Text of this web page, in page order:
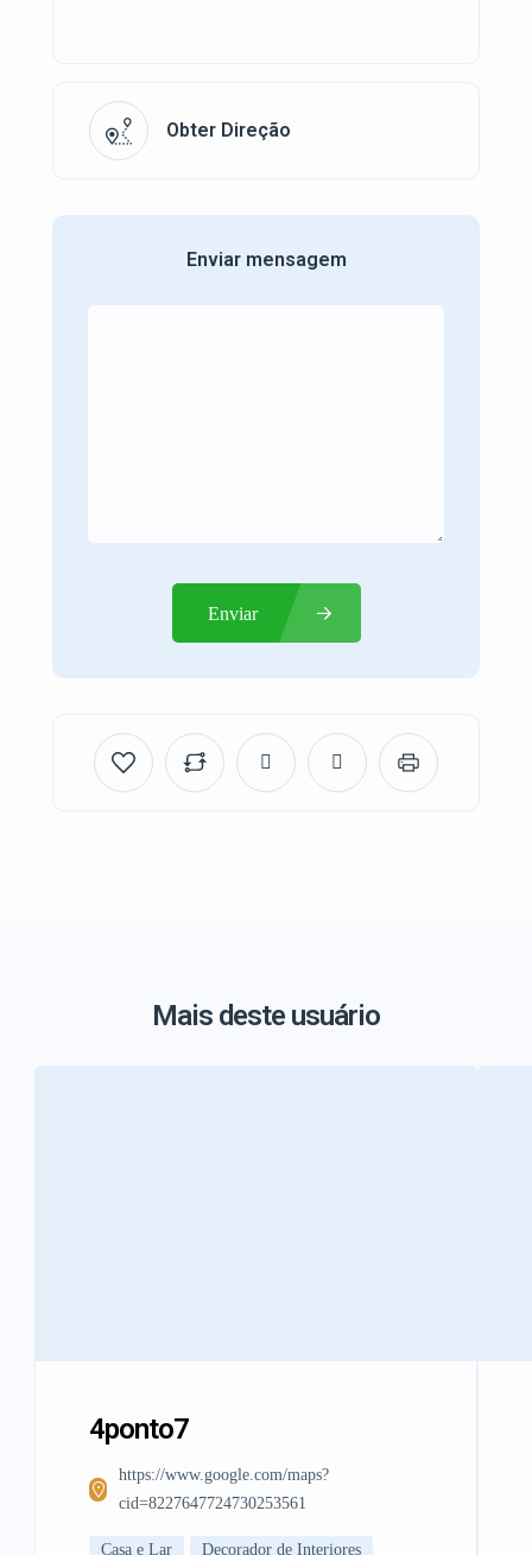
Obter Direção
Enviar mensagem
Enviar
Mais deste usuário
4ponto7
https://www.google.com/maps?
cid=8227647724730253561
Casa e Lar Decorador de Interiores